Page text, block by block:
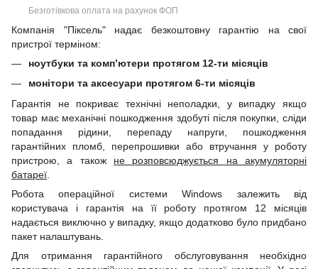
Безготівкова оплата на рахунок ФОП
Компанія "Піксель" надає безкоштовну гарантію на свої
пристрої терміном:
ноутбуки та комп’ютери протягом 12-ти місяців
монітори та аксесуари протягом 6-ти місяців
Гарантія не покриває технічні неполадки, у випадку якщо
товар має механічні пошкодження здобуті після покупки, сліди
попадання рідини, перепаду напруги, пошкодження
гарантійних пломб, перепрошивки або втручання у роботу
пристрою, а також не розповсюджується на акумуляторні
батареї
Робота операційної системи Windows залежить від
користувача і гарантія на її роботу протягом 12 місяців
надається виключно у випадку, якщо додатково було придбано
пакет налаштувань.
Для отримання гарантійного обслуговування необхідно